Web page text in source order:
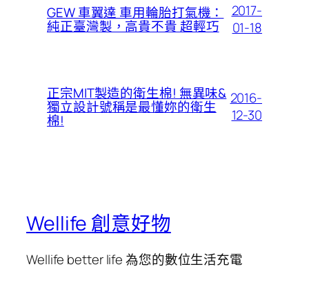
GEW 車翼達 車用輪胎打氣機：
純正臺灣製，高貴不貴 超輕巧
2017-
01-18
正宗MIT製造的衛生棉! 無異味&
獨立設計號稱是最懂妳的衛生
棉!
2016-
12-30
Wellife 創意好物
Wellife better life 為您的數位生活充電